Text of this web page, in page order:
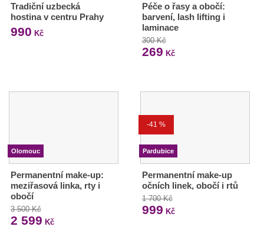
Tradiční uzbecká
hostina v centru Prahy
990 Kč
Péče o řasy a obočí:
barvení, lash lifting i
laminace
300 Kč
269 Kč
Olomouc
Permanentní make-up:
meziřasová linka, rty i
obočí
3 500 Kč
2 599 Kč
-41 %
Pardubice
Permanentní make-up
očních linek, obočí i rtů
1 700 Kč
999 Kč